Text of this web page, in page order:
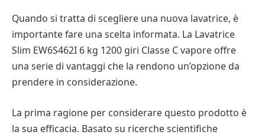
Quando si tratta di scegliere una nuova lavatrice, è
importante fare una scelta informata. La Lavatrice
Slim EW6S462I 6 kg 1200 giri Classe C vapore offre
una serie di vantaggi che la rendono un’opzione da
prendere in considerazione.
La prima ragione per considerare questo prodotto è
la sua efficacia. Basato su ricerche scientifiche